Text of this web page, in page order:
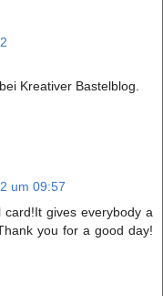
Kreativer Bastelblog.
um 09:57
gives everybody a
you for a good day!